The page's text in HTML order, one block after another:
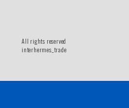
All rights reserved
interhermes_trade